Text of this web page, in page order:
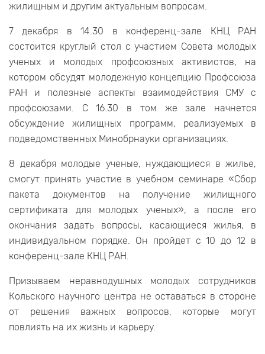
жилищным и другим актуальным вопросам.
7 декабря в 14.30 в конференц-зале КНЦ РАН
состоится круглый стол с участием Совета молодых
ученых и молодых профсоюзных активистов, на
котором обсудят молодежную концепцию Профсоюза
РАН и полезные аспекты взаимодействия СМУ с
профсоюзами. С 16.30 в том же зале начнется
обсуждение жилищных программ, реализуемых в
подведомственных Минобрнауки организациях.
8 декабря молодые ученые, нуждающиеся в жилье,
смогут принять участие в учебном семинаре «Сбор
пакета документов на получение жилищного
сертификата для молодых ученых», а после его
окончания задать вопросы, касающиеся жилья, в
индивидуальном порядке. Он пройдет с 10 до 12 в
конференц-зале КНЦ РАН.
Призываем неравнодушных молодых сотрудников
Кольского научного центра не оставаться в стороне
от решения важных вопросов, которые могут
повлиять на их жизнь и карьеру.